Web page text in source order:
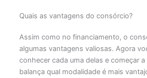
Quais as vantagens do consórcio?
Assim como no financiamento, o
algumas vantagens valiosas. Agora
conhecer cada uma delas e começar
balança qual modalidade é mais